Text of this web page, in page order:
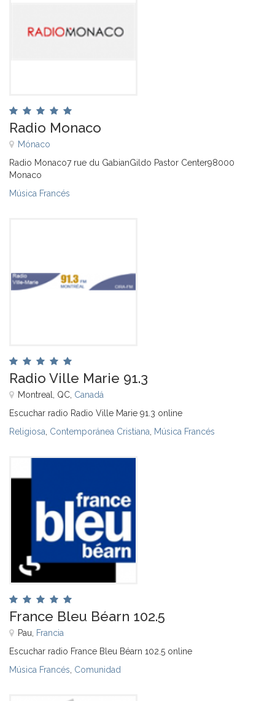
Radio Monaco
Mónaco
Radio Monaco7 rue du GabianGildo Pastor Center98000
Monaco
Música Francés
Radio Ville Marie 91.3
Montreal, QC, Canadá
Escuchar radio Radio Ville Marie 91.3 online
Religiosa Contemporánea Cristiana Música Francés
France Bleu Béarn 102.5
Pau, Francia
Escuchar radio France Bleu Béarn 102.5 online
Música Francés Comunidad